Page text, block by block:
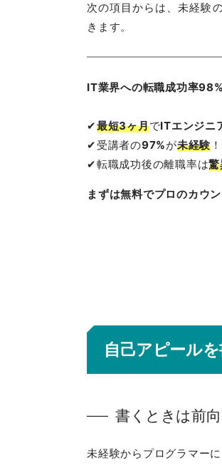
次の項目からは、未経験
きます。
IT業界への転職成功率
✔最短3ヶ月でITエンジニ
✔受講者の97%が未経験 ！
✔転職成功後の離職率は
まずは無料でプロのカウ
自己アピール
書くときは前
未経験からプログラマーに